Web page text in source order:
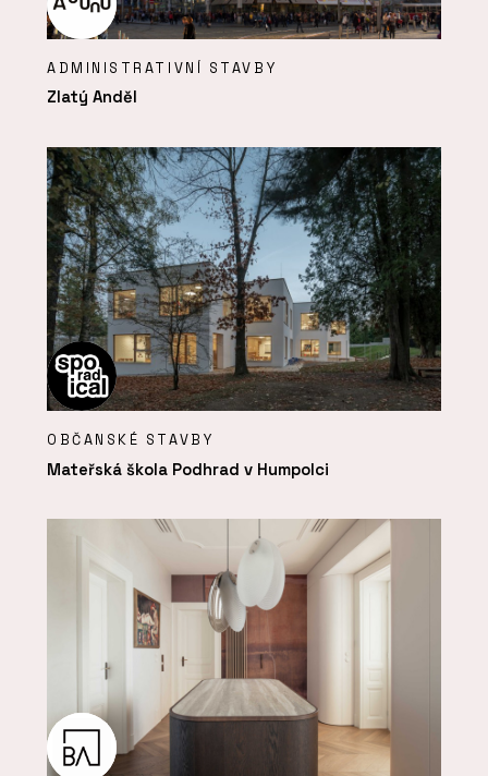
ADMINISTRATIVNÍ STAVBY
Zlatý Anděl
OBČANSKÉ STAVBY
Mateřská škola Podhrad v Humpolci